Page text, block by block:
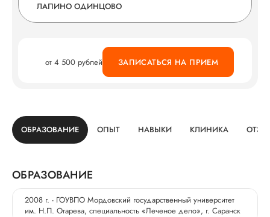
ЛАПИНО ОДИНЦОВО
от 4 500 рублей ЗАПИСАТЬСЯ НА ПРИЕМ
ОБРАЗОВАНИЕ ОПЫТ НАВЫКИ КЛИНИКА
ОБРАЗОВАНИЕ
2008 г. - ГОУВПО Мордовский государственный университет
им. Н.П. Огарева, специальность «Леченое дело», г. Саранск